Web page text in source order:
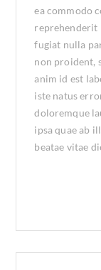
ea commodo
reprehenderit
fugiat nulla
non proident,
anim id est
iste natus
doloremque
ipsa quae ab
beatae vitae